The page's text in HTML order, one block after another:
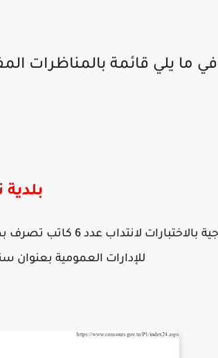
في ما يلي قائمة بالمناظرات
بلدية
مناظرة خارجية
للإدارات العمومية بعنوان سنة 2026 لفائدة بلدية